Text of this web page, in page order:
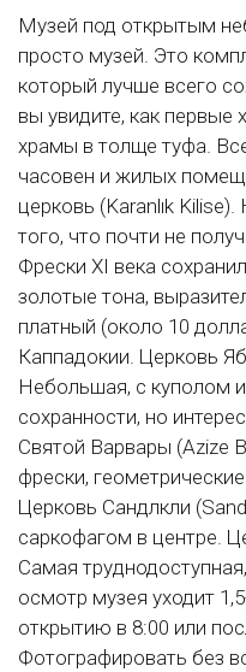
Музей под открытым
просто музей. Это
который лучше всего
вы увидите, как первые
храмы в толще туфа.
часовен и жилых
церковь (Karanlık
того, что почти не
Фрески XI века
золотые тона,
платный (около 10
Каппадокии. Церковь
Небольшая, с куполом
сохранности, но
Святой Варвары (Azize
фрески,
Церковь Сандлкли
саркофагом в центре.
Самая
осмотр музея уходит
открытию в 8:00 или
Фотографировать без